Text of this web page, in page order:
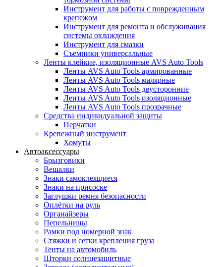
Инструмент для работы с поврежденным
крепежом
Инструмент для ремонта и обслуживания
системы охлаждения
Инструмент для смазки
Съемники универсальные
Ленты клейкие, изоляционные AVS Auto Tools
Ленты AVS Auto Tools армированные
Ленты AVS Auto Tools малярные
Ленты AVS Auto Tools двусторонние
Ленты AVS Auto Tools изоляционные
Ленты AVS Auto Tools прозрачные
Средства индивидуальной защиты
Перчатки
Крепежный инструмент
Хомуты
Автоаксессуары
Брызговики
Вешалки
Знаки самоклеящиеся
Знаки на присоске
Заглушки ремня безопасности
Оплётки на руль
Органайзеры
Пепельницы
Рамки под номерной знак
Стяжки и сетки крепления груза
Тенты на автомобиль
Шторки солнцезащитные